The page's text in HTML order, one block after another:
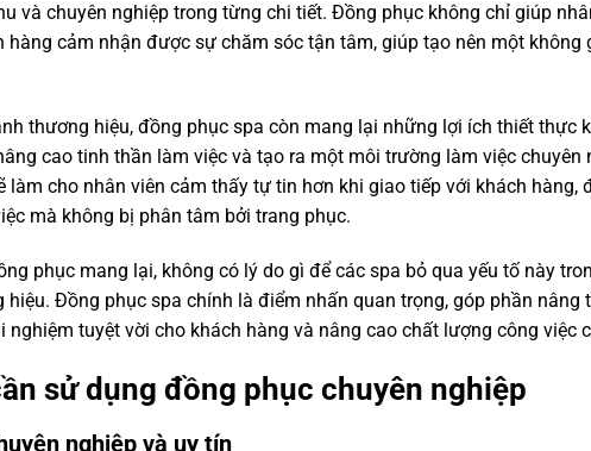
và chuyên nghiệp trong từng chi tiết. Đồng phục không chỉ giúp
hàng cảm nhận được sự chăm sóc tận tâm, giúp tạo nên một không
thương hiệu, đồng phục spa còn mang lại những lợi ích thiết thực
cao tinh thần làm việc và tạo ra một môi trường làm việc chuyên
làm cho nhân viên cảm thấy tự tin hơn khi giao tiếp với khách hàng,
mà không bị phân tâm bởi trang phục.
phục mang lại, không có lý do gì để các spa bỏ qua yếu tố này
Đồng phục spa chính là điểm nhấn quan trọng, góp phần nâng
nghiệm tuyệt vời cho khách hàng và nâng cao chất lượng công việc
sử dụng đồng phục chuyên nghiệp
nghiệp và uy tín